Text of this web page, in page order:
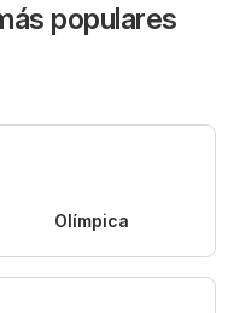
populares
Olímpica